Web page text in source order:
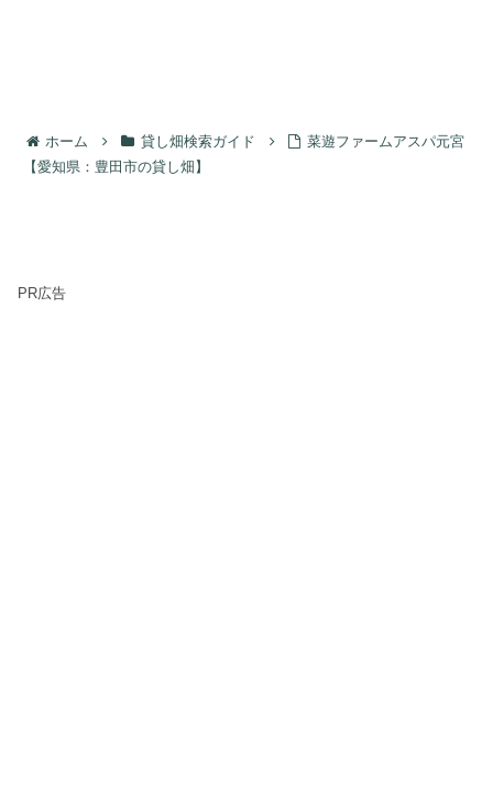
ホーム 貸し畑検索ガイド
菜遊ファームアスパ元宮
【愛知県：豊田市の貸し畑】
PR広告